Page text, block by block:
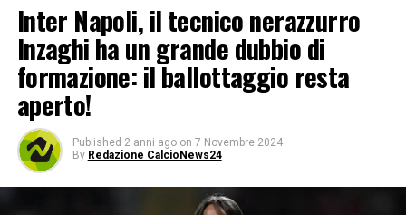
Inter Napoli, il tecnico nerazzurro
Inzaghi ha un grande dubbio di
formazione: il ballottaggio resta
aperto!
Published 2 anni ago on 7 Novembre 2024
By Redazione CalcioNews24